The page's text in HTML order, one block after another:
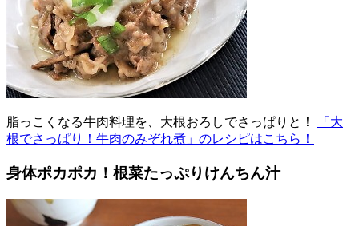
脂っこくなる牛肉料理を、大根おろしでさっぱりと！
「大
根でさっぱり！牛肉のみぞれ煮」のレシピはこちら！
身体ポカポカ！根菜たっぷりけんちん汁